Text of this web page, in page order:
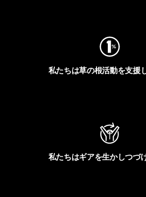
私たちは草の根活動を支援
私たちはギアを生かしつづ